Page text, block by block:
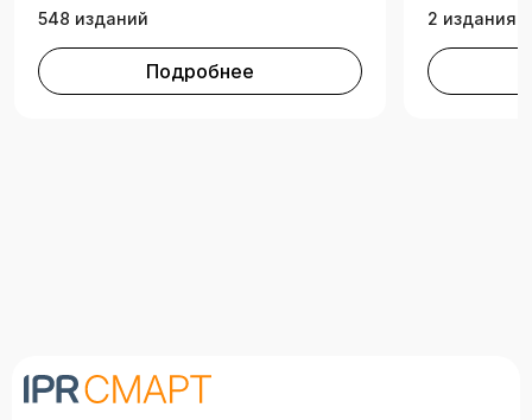
548 изданий
Подробнее
2 издания